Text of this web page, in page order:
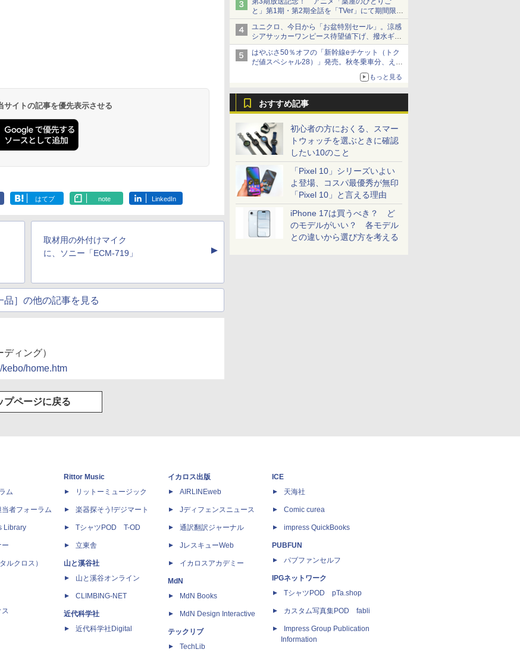
と」第1期・第2期全話を「TVer」にて期間限定
で順次無料配信開始
ユニクロ、今日から「お盆特別セール」。涼感
シアサッカーワンピース待望値下げ、撥水ギア
ショーツは1990円に
はやぶさ50％オフの「新幹線eチケット（トク
だ値スペシャル28）」発売。秋冬乗車分、えき
もっと見る
おすすめ記事
初心者の方におくる、スマー
トウォッチを選ぶときに確認
したい10のこと
「Pixel 10」シリーズいよい
よ登場、コスパ最優秀が無印
「Pixel 10」と言える理由
iPhone 17は買うべき？ ど
のモデルがいい？ 各モデル
との違いから選び方を考える
イトの記事を優先表示させる
はてブ note LinkedIn
取材用の外付けマイク
に、ソニー「ECM-719」
▲
品］の他の記事を見る
ィング）
home.htm
プページに戻る
ム
者フォーラム
Library
ー
ルクロス）
ス
Rittor Music
リットーミュージック
楽器探そう!デジマート
TシャツPOD T-OD
立東舎
山と溪谷社
山と溪谷オンライン
CLIMBING-NET
近代科学社
近代科学社Digital
イカロス出版
AIRLINEweb
Jディフェンスニュース
通訳翻訳ジャーナル
JレスキューWeb
イカロスアカデミー
MdN
MdN Books
MdN Design Interactive
テックリブ
TechLib
ICE
天海社
Comic curea
impress QuickBooks
PUBFUN
パブファンセルフ
IPGネットワーク
TシャツPOD pTa.shop
カスタム写真集POD fabli
Impress Group Publication
Information